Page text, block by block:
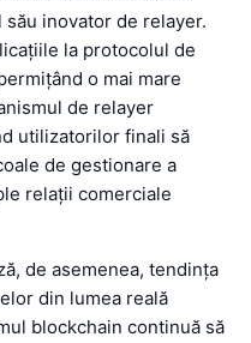
inovator de relayer.
la protocolul de
o mai mare
de relayer
utilizatorilor finali să
de gestionare a
relații comerciale
de asemenea, tendința
din lumea reală
blockchain continuă să